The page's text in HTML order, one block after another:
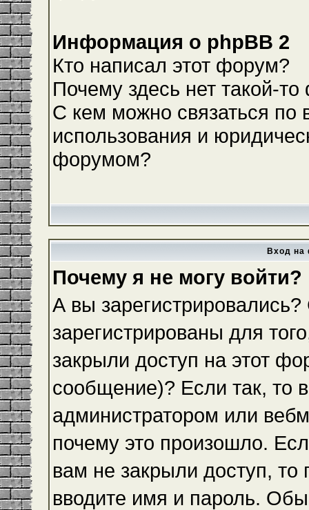
Информация о phpBB 2
Кто написал этот форум?
Почему здесь нет такой-
С кем можно связаться по
использования и
форумом?
Вход на
Почему я не могу войти?
А вы
зарегистрированы для
закрыли доступ на этот
сообщение)? Если так, то
администратором или
почему это произошло.
вам не закрыли доступ,
вводите имя и пароль.